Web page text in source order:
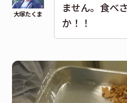
ません。食べ
か！！